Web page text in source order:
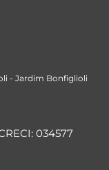
- Jardim Bonfiglioli
034577